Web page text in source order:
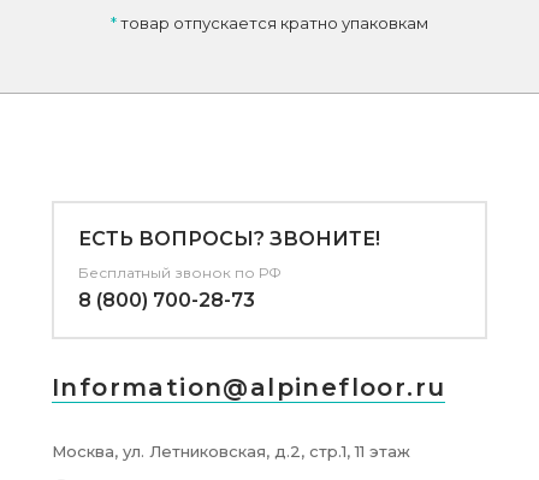
*товар отпускается кратно упаковкам
ЕСТЬ ВОПРОСЫ? ЗВОНИТЕ!
Бесплатный звонок по РФ
8 (800) 700-28-73
Information@alpinefloor.ru
Москва, ул. Летниковская, д.2, стр.1, 11 этаж